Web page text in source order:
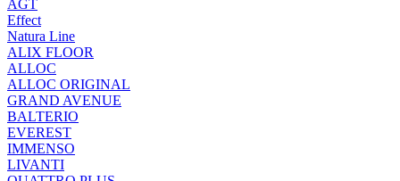
AGT
Effect
Natura Line
ALIX FLOOR
ALLOC
ALLOC ORIGINAL
GRAND AVENUE
BALTERIO
EVEREST
IMMENSO
LIVANTI